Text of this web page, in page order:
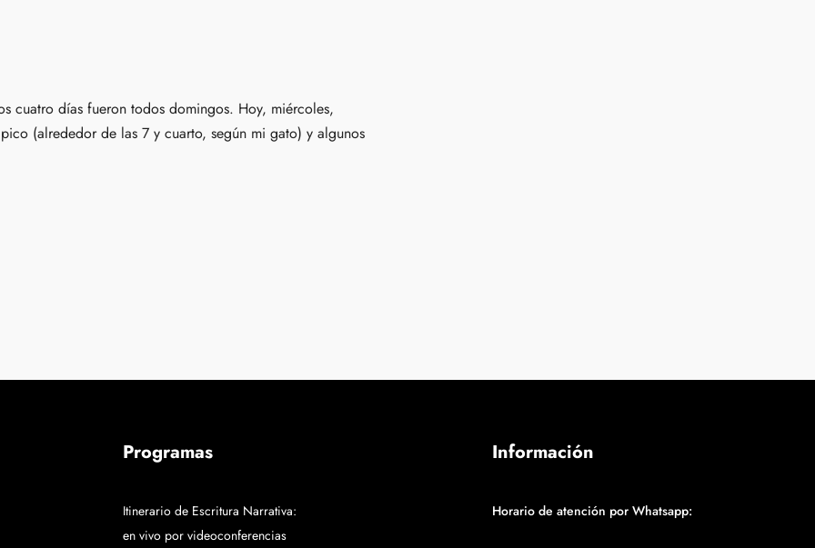
cuatro días fueron todos domingos. Hoy, miércoles,
(alrededor de las 7 y cuarto, según mi gato) y algunos
Programas
Itinerario de Escritura Narrativa:
en vivo por videoconferencias
Información
Horario de atención por Whatsapp: